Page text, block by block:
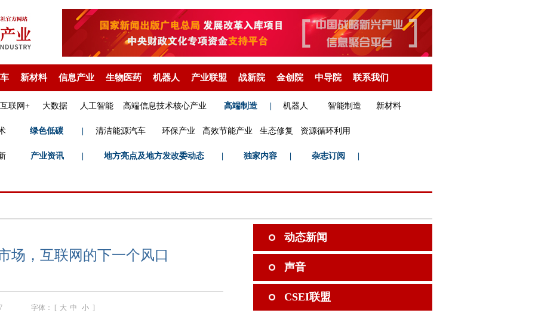
新材料 信息产业 生物医药 机器人 产业联盟 战新院 金创院 中导院 联系我们
互联网+ 大数据 人工智能 高端信息技术核心产业 高端制造 机器人 智能制造 新材料
绿色低碳 清洁能源汽车 环保产业 高效节能产业 生态修复 资源循环利用
产业资讯 地方亮点及地方发改委动态 独家内容 杂志订阅
场，互联网的下一个风口
字体： [ 大 中 小 ]
动态新闻
声音
CSEI联盟